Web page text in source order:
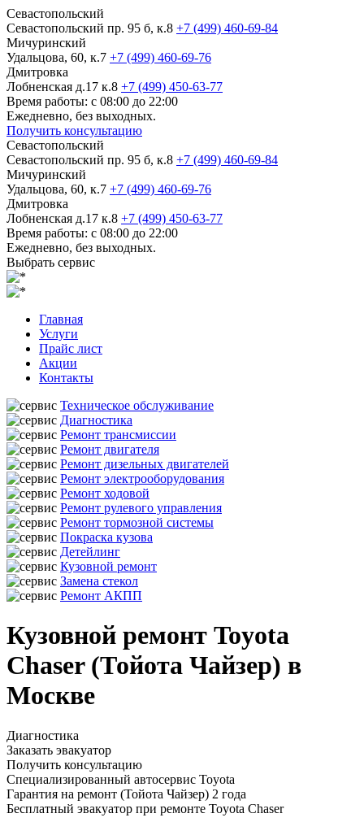
Севастопольский
Севастопольский пр. 95 б, к.8 +7 (499) 460-69-84
Мичуринский
Удальцова, 60, к.7 +7 (499) 460-69-76
Дмитровка
Лобненская д.17 к.8 +7 (499) 450-63-77
Время работы: с 08:00 до 22:00
Ежедневно, без выходных.
Получить консультацию
Севастопольский
Севастопольский пр. 95 б, к.8 +7 (499) 460-69-84
Мичуринский
Удальцова, 60, к.7 +7 (499) 460-69-76
Дмитровка
Лобненская д.17 к.8 +7 (499) 450-63-77
Время работы: с 08:00 до 22:00
Ежедневно, без выходных.
Выбрать сервис
Главная
Услуги
Прайс лист
Акции
Контакты
Техническое обслуживание
Диагностика
Ремонт трансмиссии
Ремонт двигателя
Ремонт дизельных двигателей
Ремонт электрооборудования
Ремонт ходовой
Ремонт рулевого управления
Ремонт тормозной системы
Покраска кузова
Детейлинг
Кузовной ремонт
Замена стекол
Ремонт АКПП
Кузовной ремонт Toyota
Chaser (Тойота Чайзер) в
Москве
Диагностика
Заказать эвакуатор
Получить консультацию
Специализированный автосервис Toyota
Гарантия на ремонт (Тойота Чайзер) 2 года
Бесплатный эвакуатор при ремонте Toyota Chaser